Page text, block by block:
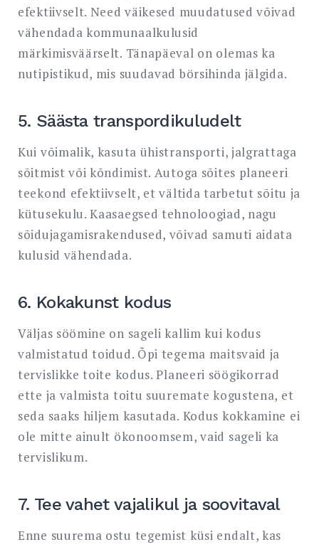
efektiivselt. Need väikesed muudatused võivad
vähendada kommunaalkulusid
märkimisväärselt. Tänapäeval on olemas ka
nutipistikud, mis suudavad börsihinda jälgida.
5. Säästa transpordikuludelt
Kui võimalik, kasuta ühistransporti, jalgrattaga
sõitmist või kõndimist. Autoga sõites planeeri
teekond efektiivselt, et vältida tarbetut sõitu ja
kütusekulu. Kaasaegsed tehnoloogiad, nagu
sõidujagamisrakendused, võivad samuti aidata
kulusid vähendada.
6. Kokakunst kodus
Väljas söömine on sageli kallim kui kodus
valmistatud toidud. Õpi tegema maitsvaid ja
tervislikke toite kodus. Planeeri söögikorrad
ette ja valmista toitu suuremate kogustena, et
seda saaks hiljem kasutada. Kodus kokkamine ei
ole mitte ainult ökonoomsem, vaid sageli ka
tervislikum.
7. Tee vahet vajalikul ja soovitaval
Enne suurema ostu tegemist küsi endalt, kas